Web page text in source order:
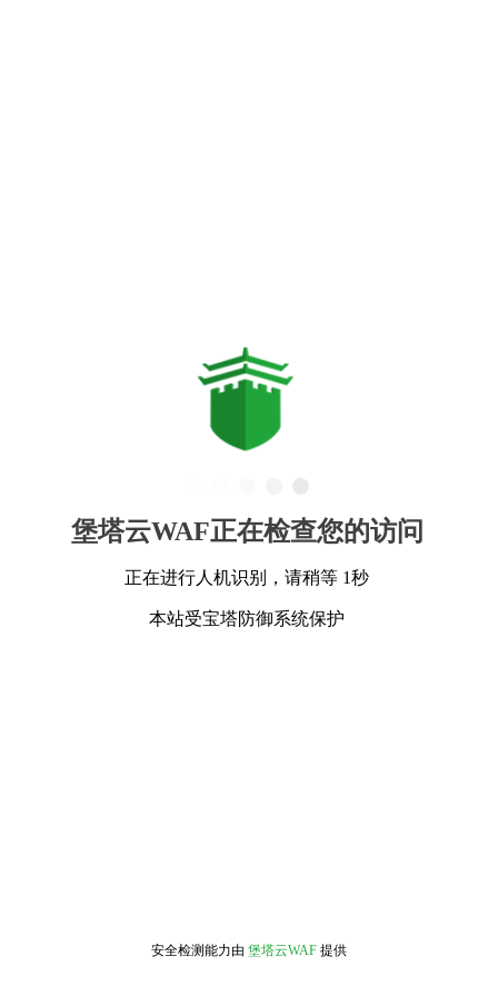
堡塔云WAF正在检查您的访问
正在进行人机识别，请稍等 1秒
本站受宝塔防御系统保护
安全检测能力由 堡塔云WAF 提供